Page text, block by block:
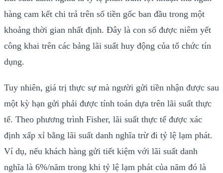
hàng cam kết chi trả trên số tiền gốc ban đầu trong một
khoảng thời gian nhất định. Đây là con số được niêm yết
công khai trên các bảng lãi suất huy động của tổ chức tín
dụng.
Tuy nhiên, giá trị thực sự mà người gửi tiền nhận được sau
một kỳ hạn gửi phải được tính toán dựa trên lãi suất thực
tế. Theo phương trình Fisher, lãi suất thực tế được xác
định xấp xỉ bằng lãi suất danh nghĩa trừ đi tỷ lệ lạm phát.
Ví dụ, nếu khách hàng gửi tiết kiệm với lãi suất danh
nghĩa là 6%/năm trong khi tỷ lệ lạm phát của năm đó là